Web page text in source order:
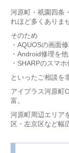
河原町・祇園四条
れほど多くありま
そのため
・AQUOSの画面
・Android修理を
・SHARPのスマ
といったご相談を
アイプラス河原町
富。
河原町周辺エリア
区・左京区など幅